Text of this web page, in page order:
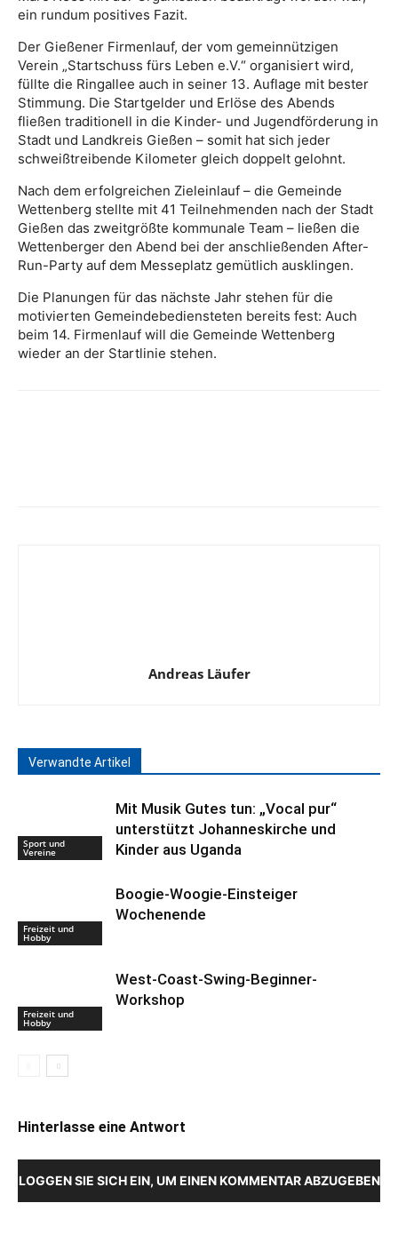
ein rundum positives Fazit.
Der Gießener Firmenlauf, der vom gemeinnützigen
Verein „Startschuss fürs Leben e.V.“ organisiert wird,
füllte die Ringallee auch in seiner 13. Auflage mit bester
Stimmung. Die Startgelder und Erlöse des Abends
fließen traditionell in die Kinder- und Jugendförderung in
Stadt und Landkreis Gießen – somit hat sich jeder
schweißtreibende Kilometer gleich doppelt gelohnt.
Nach dem erfolgreichen Zieleinlauf – die Gemeinde
Wettenberg stellte mit 41 Teilnehmenden nach der Stadt
Gießen das zweitgrößte kommunale Team – ließen die
Wettenberger den Abend bei der anschließenden After-
Run-Party auf dem Messeplatz gemütlich ausklingen.
Die Planungen für das nächste Jahr stehen für die
motivierten Gemeindebediensteten bereits fest: Auch
beim 14. Firmenlauf will die Gemeinde Wettenberg
wieder an der Startlinie stehen.
Andreas Läufer
Verwandte Artikel
Sport und
Vereine
Mit Musik Gutes tun: „Vocal pur“
unterstützt Johanneskirche und
Kinder aus Uganda
Freizeit und
Hobby
Boogie-Woogie-Einsteiger
Wochenende
Freizeit und
Hobby
West-Coast-Swing-Beginner-
Workshop
Hinterlasse eine Antwort
LOGGEN SIE SICH EIN, UM EINEN KOMMENTAR ABZUGEBEN